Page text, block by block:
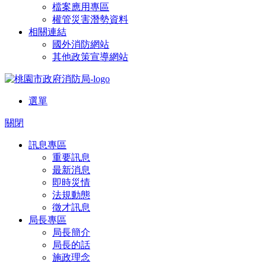
檔案應用專區
權管災害潛勢資料
相關連結
國外消防網站
其他政策宣導網站
選單
關閉
訊息專區
重要訊息
最新消息
即時災情
法規動態
徵才訊息
局長專區
局長簡介
局長的話
施政理念